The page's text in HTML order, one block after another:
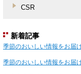
CSR
新着記事
季節のおいしい情報をお届
季節のおいしい情報をお届